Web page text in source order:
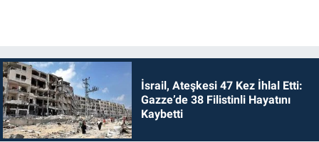
İsrail, Ateşkesi 47 Kez İhlal Etti:
Gazze’de 38 Filistinli Hayatını
Kaybetti